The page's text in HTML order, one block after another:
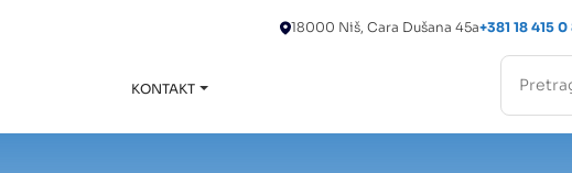
18000 Niš, Cara Dušana 45a+381 18 415 0
KONTAKT